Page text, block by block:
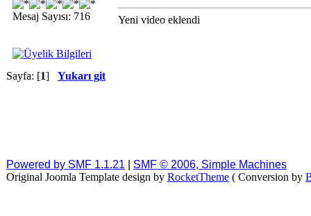
Mesaj Sayısı: 716 Yeni video eklendi
Sayfa: [1] Yukarı git
Powered by SMF 1.1.21
SMF © 2006, Simple Machines
Original Joomla Template design by RocketTheme ( Conversion by